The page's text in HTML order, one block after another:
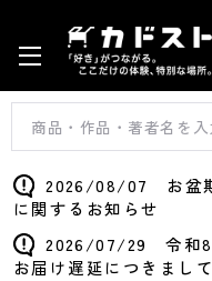
2026/08/07 お盆
に関するお知らせ
2026/07/29 令和8
お届け遅延につきまして